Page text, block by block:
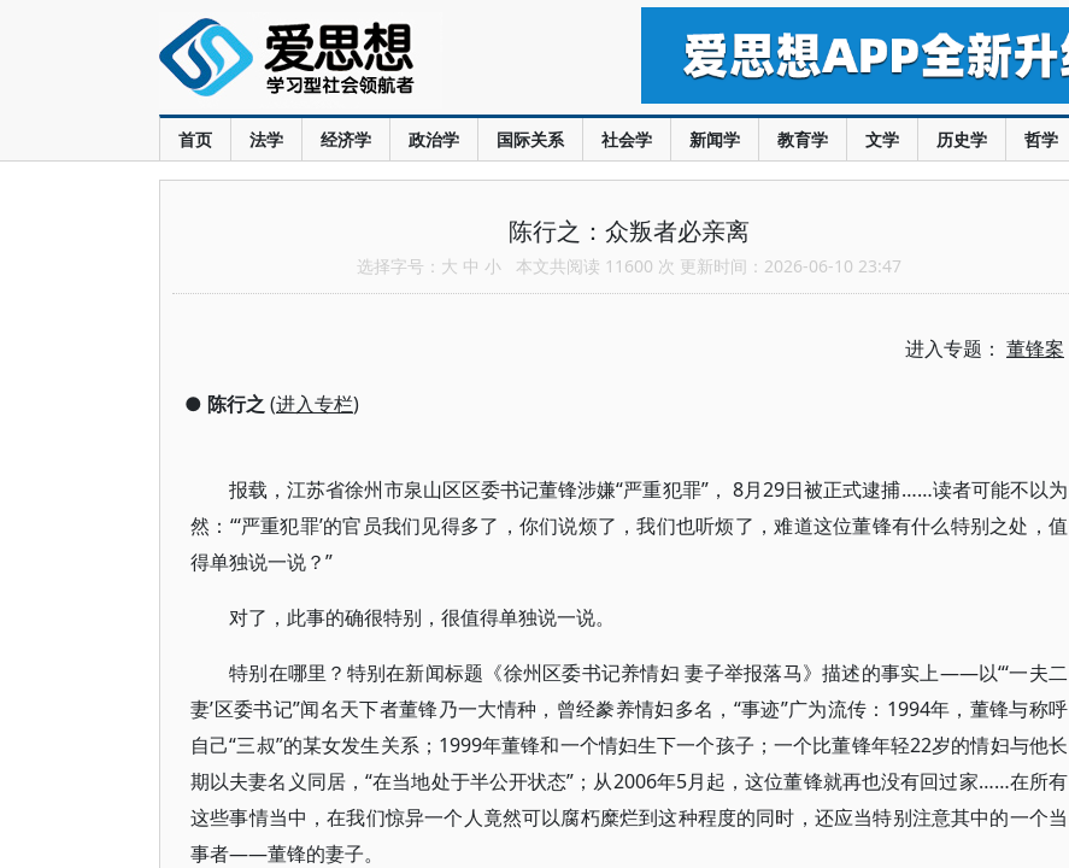
首页 法学 经济学 政治学 国际关系 社会学 新闻学 教育学 文学 历史学 哲学
陈行之：众叛者必亲离
选择字号： 大 中 小 本文共阅读 11600 次 更新时间：2026-06-10 23:47
进入专题： 董锋案
● 陈行之 (进入专栏)
报载，江苏省徐州市泉山区区委书记董锋涉嫌“严重犯罪”， 8月29日被正式逮捕……读者可能不以为
然：“‘严重犯罪’的官员我们见得多了，你们说烦了，我们也听烦了，难道这位董锋有什么特别之处，值
得单独说一说？”
对了，此事的确很特别，很值得单独说一说。
特别在哪里？特别在新闻标题《徐州区委书记养情妇 妻子举报落马》描述的事实上——以“‘一夫二
妻’区委书记”闻名天下者董锋乃一大情种，曾经豢养情妇多名，“事迹”广为流传：1994年，董锋与称呼
自己“三叔”的某女发生关系；1999年董锋和一个情妇生下一个孩子；一个比董锋年轻22岁的情妇与他长
期以夫妻名义同居，“在当地处于半公开状态”；从2006年5月起，这位董锋就再也没有回过家……在所有
这些事情当中，在我们惊异一个人竟然可以腐朽糜烂到这种程度的同时，还应当特别注意其中的一个当
事者——董锋的妻子。